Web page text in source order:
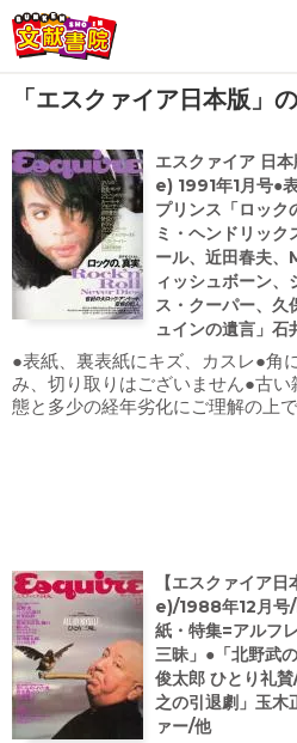
会員登録
ログイン
「エスクァイア日本版」
エスクァイア 日
e) 1991年1月号●
プリンス「ロッ
ミ・ヘンドリッ
ール、近田春夫
ィッシュボーン、
ス・クーパー、久
ュインの遺言」石
●表紙、裏表紙にキズ、カスレ●角
み、切り取りはございません●古
態と多少の経年劣化にご理解の上
【エスクァイア
e)/1988年12月
紙・特集=アルフ
三昧」●「北野武
俊太郎 ひとり礼
之の引退劇」玉木
ァー/他